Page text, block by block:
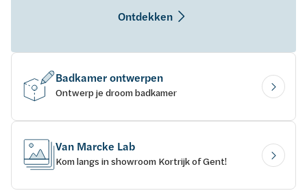
Ontdekken
Badkamer ontwerpen
Ontwerp je droom badkamer
Van Marcke Lab
Kom langs in showroom Kortrijk of Gent!